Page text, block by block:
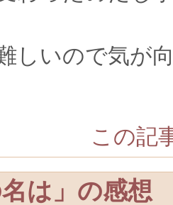
しいので気が
この記
は」の感想